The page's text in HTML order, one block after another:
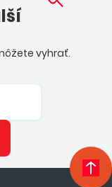
vyhrať.